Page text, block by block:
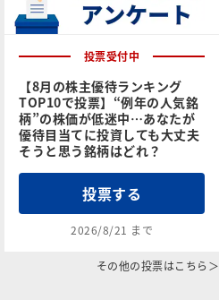
投票受付中
【8月の株主優待ランキング
TOP10で投票】“例年の人気銘
柄”の株価が低迷中…あなたが
優待目当てに投資しても大丈夫
そうと思う銘柄はどれ？
投票する
2026/8/21 まで
その他の投票はこちら＞